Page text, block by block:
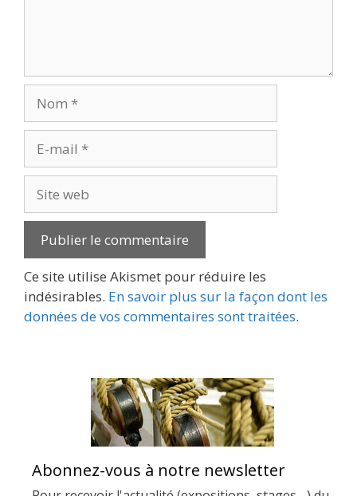
mail
web
Ce site utilise Akismet pour réduire les
indésirables. En savoir plus sur la façon dont les
données de vos commentaires sont traitées.
Abonnez-vous à notre newsletter